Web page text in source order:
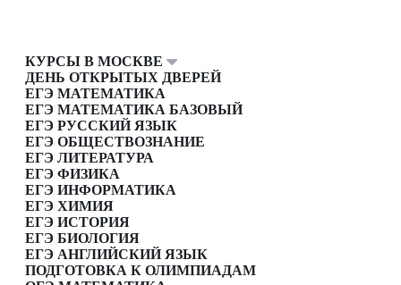
КУРСЫ В МОСКВЕ
ДЕНЬ ОТКРЫТЫХ ДВЕРЕЙ
ЕГЭ МАТЕМАТИКА
ЕГЭ МАТЕМАТИКА БАЗОВЫЙ
ЕГЭ РУССКИЙ ЯЗЫК
ЕГЭ ОБЩЕСТВОЗНАНИЕ
ЕГЭ ЛИТЕРАТУРА
ЕГЭ ФИЗИКА
ЕГЭ ИНФОРМАТИКА
ЕГЭ ХИМИЯ
ЕГЭ ИСТОРИЯ
ЕГЭ БИОЛОГИЯ
ЕГЭ АНГЛИЙСКИЙ ЯЗЫК
ПОДГОТОВКА К ОЛИМПИАДАМ